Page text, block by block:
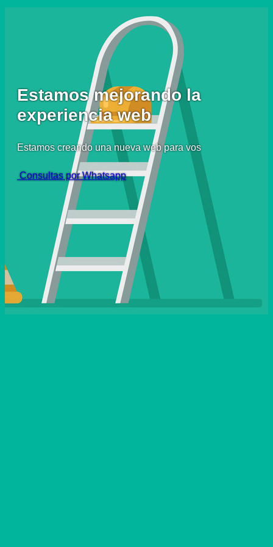
Estamos mejorando la
experiencia web
Estamos creando una nueva web para vos
Consultas por Whatsapp